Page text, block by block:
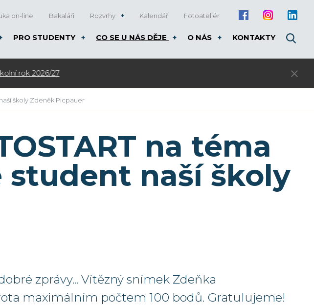
on-line Bakaláři Rozvrhy Kalendář Fotoateliér
PRO STUDENTY CO SE U NÁS DĚJE O NÁS KONTAKTY
3. kolo přijímacího řízení pro rok
školy Zdeněk Picpauer
na téma
student naší školy
zprávy... Vítězný snímek Zdeňka
maximálním počtem 100 bodů. Gratulujeme!